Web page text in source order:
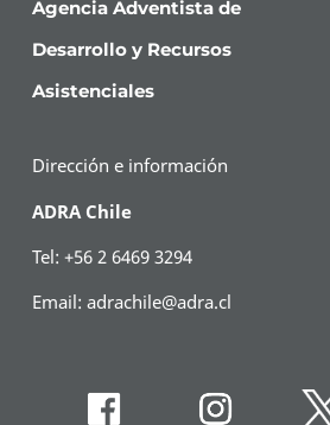
Agencia Adventista de
Desarrollo y Recursos
Asistenciales
Dirección e información
ADRA Chile
Tel: +56 2 6469 3294
Email:adrachile@adra.cl